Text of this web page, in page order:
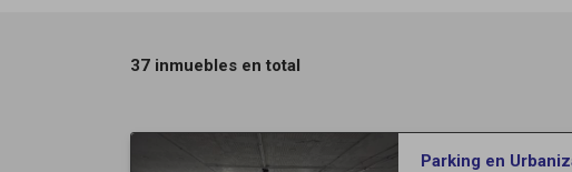
37 inmuebles en total
Parking en